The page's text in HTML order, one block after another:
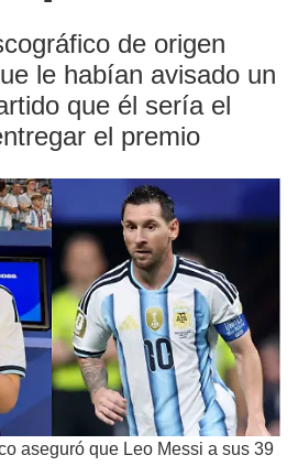
de origen
le habían avisado un
que él sería el
el premio
aseguró que Leo Messi a sus 39